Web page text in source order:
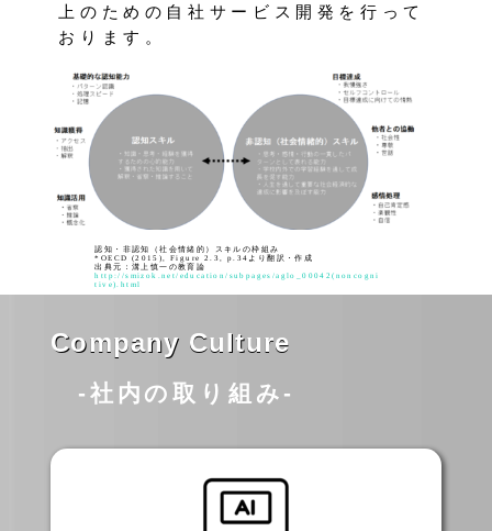
上のための自社サービス開発を行って
おります。
認知・非認知（社会情緒的）スキルの枠組み
*OECD (2015), Figure 2.3, p.34より翻訳・作成
出典元：溝上慎一の教育論
http://smizok.net/education/subpages/aglo_00042(noncogni
tive).html
Company Culture
-社内の取り組み-